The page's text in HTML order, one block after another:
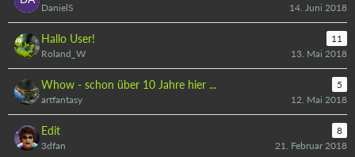
DanielS
14. Juni 2018
Hallo User!
11
Roland_W
13. Mai 2018
Whow - schon über 10 Jahre hier ...
5
artfantasy
12. Mai 2018
Edit
8
3dfan
21. Februar 2018